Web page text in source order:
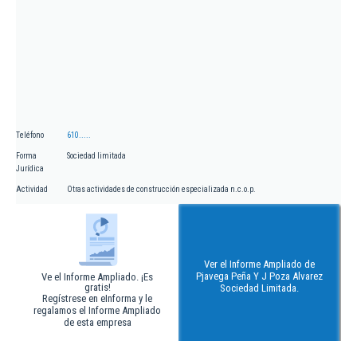
Teléfono 610.....
Forma
Jurídica
Sociedad limitada
Actividad Otras actividades de construcción especializada n.c.o.p.
Ve el Informe Ampliado. ¡Es
gratis!
Regístrese en eInforma y le
regalamos el Informe Ampliado
de esta empresa
Ver el Informe Ampliado de
Pjavega Peña Y J Poza Alvarez
Sociedad Limitada.